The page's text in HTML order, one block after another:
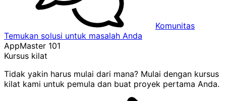
Komunitas
Temukan solusi untuk masalah Anda
AppMaster 101
Kursus kilat
Tidak yakin harus mulai dari mana? Mulai dengan kursus
kilat kami untuk pemula dan buat proyek pertama Anda.